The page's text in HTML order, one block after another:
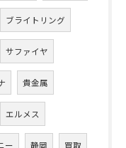
ブライトリング
サファイヤ
貴金属
エルメス
ー 静岡 買取